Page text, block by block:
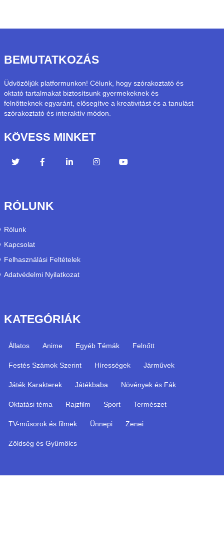
BEMUTATKOZÁS
Üdvözöljük platformunkon! Célunk, hogy szórakoztató és
oktató tartalmakat biztosítsunk gyermekeknek és
felnőtteknek egyaránt, elősegítve a kreativitást és a tanulást
szórakoztató és interaktív módon.
KÖVESS MINKET
RÓLUNK
Rólunk
Kapcsolat
Felhasználási Feltételek
Adatvédelmi Nyilatkozat
KATEGÓRIÁK
Állatos Anime Egyéb Témák Felnőtt
Festés Számok Szerint Hírességek Járművek
Játék Karakterek Játékbaba Növények és Fák
Oktatási téma Rajzfilm Sport Természet
TV-műsorok és filmek Ünnepi Zenei
Zöldség és Gyümölcs